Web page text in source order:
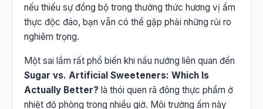
nếu thiếu sự đồng bộ trong thưởng thức hương vị ẩm
thực độc đáo, bạn vẫn có thể gặp phải những rủi ro
nghiêm trọng.
Một sai lầm rất phổ biến khi nấu nướng liên quan đến
Sugar vs. Artificial Sweeteners: Which Is
Actually Better? là thói quen rã đông thực phẩm ở
nhiệt độ phòng trong nhiều giờ. Môi trường ấm này